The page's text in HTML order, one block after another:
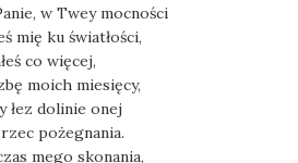
w Twey mocności
mię ku światłości,
co więcej,
moich miesięcy,
łez dolinie onej
pożegnania.
mego skonania,